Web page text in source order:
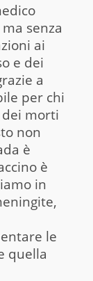
senza
ai
e dei
a
per chi
morti
non
è
è
in
le
quella